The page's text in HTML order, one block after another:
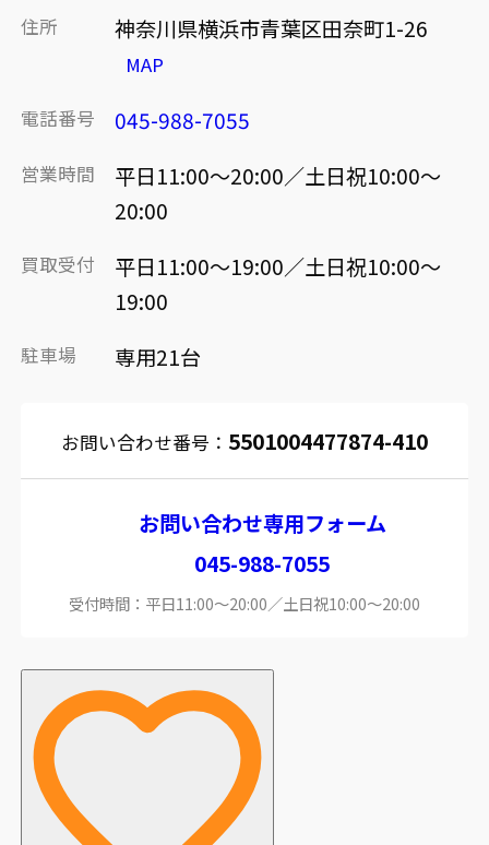
住所 神奈川県横浜市青葉区田奈町1-26
MAP
電話番号 045-988-7055
営業時間
平日11:00～20:00／土日祝10:00～
20:00
買取受付
平日11:00～19:00／土日祝10:00～
19:00
駐車場 専用21台
お問い合わせ番号： 5501004477874-410
お問い合わせ専用フォーム
045-988-7055
受付時間：平日11:00～20:00／土日祝10:00～20:00